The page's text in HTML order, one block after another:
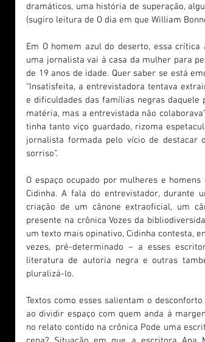
dramáticos, uma história de superação,
(sugiro leitura de O dia em que William
Em O homem azul do deserto, essa
uma jornalista vai à casa da mulher para
de 19 anos de idade. Quer saber se está
“Insatisfeita, a entrevistadora tentava
e dificuldades das famílias negras daquele
matéria, mas a entrevistada não
tinha tanto viço guardado, rizoma
jornalista formada pelo vício de destacar
sorriso”.
O espaço ocupado por mulheres e
Cidinha. A fala do entrevistador, durante
criação de um cânone extraoficial, um
presente na crônica Vozes da
um texto mais opinativo, Cidinha contesta,
vezes, pré-determinado – a esses
literatura de autoria negra e outras
pluralizá-lo.
Textos como esses salientam o
ao dividir espaço com quem anda à
no relato contido na crônica Pode uma